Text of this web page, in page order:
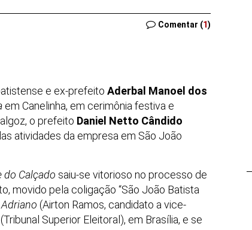
Comentar (1)
e ex-prefeito Aderbal Manoel dos
em Canelinha, em cerimônia festiva e
o prefeito Daniel Netto Cândido
atividades da empresa em São João
do Calçado saiu-se vitorioso no processo de
movido pela coligação “São João Batista
(Airton Ramos, candidato a vice-
Superior Eleitoral), em Brasília, e se